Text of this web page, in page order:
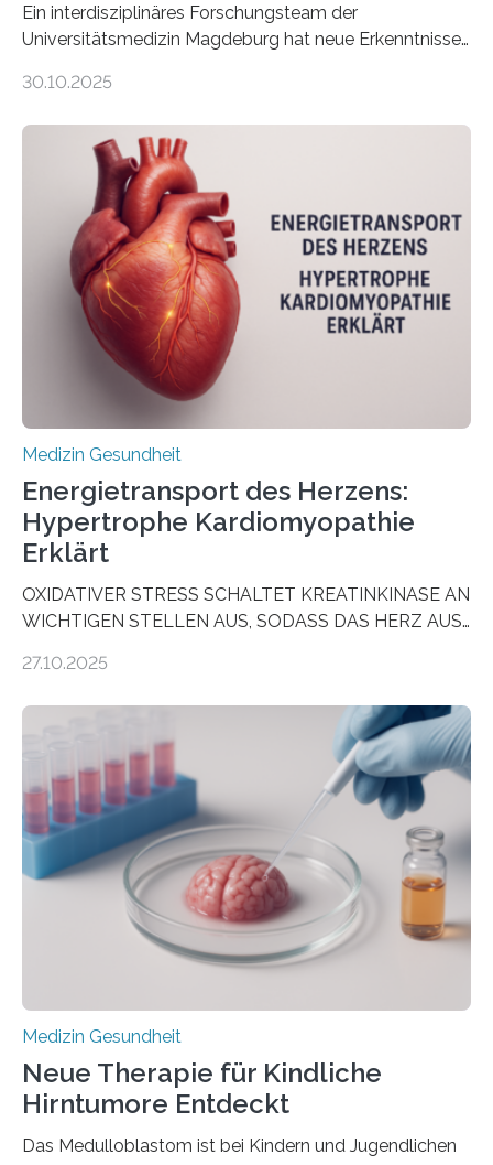
Ein interdisziplinäres Forschungsteam der
Universitätsmedizin Magdeburg hat neue Erkenntnisse
behandelt werden kann. In ihrer aktuellen Studie,
Oncology, zeigen die Forschenden, dass Mini-Tumore
aus Gewebe von Patientinnen und Patienten –
sogenannte Organoide – genutzt werden können, um
vorab zu prüfen, welche Medikamente am besten
wirken. Dabei wurde ein Eiweiß identifiziert, das künftig
als Biomarker für die Wahl der passenden Therapie
dienen könnte. Darmkrebs zählt weltweit zu den
häufigsten Krebsarten und stellt…
30.10.2025
Medizin Gesundheit
Energietransport des Herzens:
Hypertrophe Kardiomyopathie
Erklärt
OXIDATIVER STRESS SCHALTET KREATINKINASE AN
WICHTIGEN STELLEN AUS, SODASS DAS HERZ AUS
aus dem Deutschen Zentrum für Herzinsuffizienz
im Journal Circulation, warum der Energietransport bei
der Hypertrophen Kardiomyopathie (HCM) versagen
kann und wie sich durch eine Verringerung der
Herzbelastung und des oxidativen Stresses
Rhythmusstörungen reduzieren lassen. Würzburg. Die
hypertrophe Kardiomyopathie (HCM) ist die häufigste
erblich bedingte Herzerkrankung. Sie führt dazu, dass
sich die linke Herzkammer verdickt, der Herzmuskel zu
stark kontrahiert…
27.10.2025
Medizin Gesundheit
Neue Therapie für Kindliche
Hirntumore Entdeckt
Das Medulloblastom ist bei Kindern und Jugendlichen